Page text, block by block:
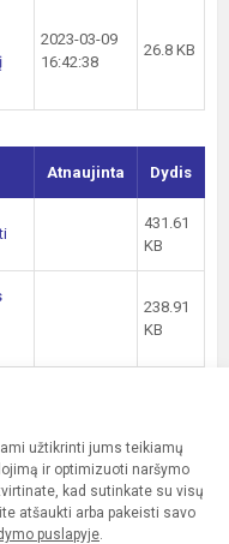
užtikrinti jums teikiamų
ir optimizuoti naršymo
kad sutinkate su visų
atšaukti arba pakeisti savo
puslapyje.
2023-03-09
16:42:38
26.8 KB
Atnaujinta Dydis
431.61
KB
238.91
KB
19:26:34
KB